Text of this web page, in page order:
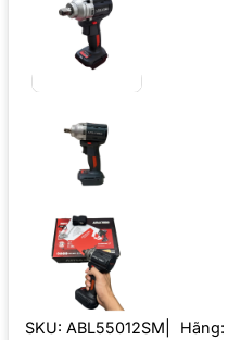
SKU: ABL55012SM Hãng: